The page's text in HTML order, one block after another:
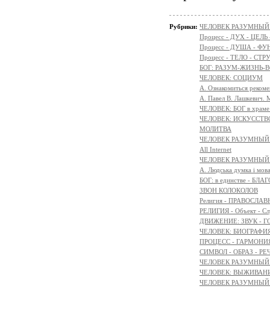
Рубрики: ЧЕЛОВЕК РАЗУМНЫЙ:
Процесс - ДУХ -
Процесс - ДУША -
Процесс - ТЕЛО -
БОГ: РАЗУМ-ЖИЗНЬ-
ЧЕЛОВЕК: СОЦИУМ
А. Ознакомиться
А. Павел В. Лашкевич.
ЧЕЛОВЕК: БОГ в
ЧЕЛОВЕК:
МОЛИТВА
ЧЕЛОВЕК РАЗУМНЫЙ:
All Internet
ЧЕЛОВЕК
A. Людська думка і мова
БОГ: в единстве -
ЗВОН КОЛОКОЛОВ
Религия -
РЕЛИГИЯ - Объект -
ДВИЖЕНИЕ: ЗВУК -
ЧЕЛОВЕК:
ПРОЦЕСС -
СИМВОЛ - ОБРАЗ -
ЧЕЛОВЕК
ЧЕЛОВЕК: ВЫЖИВАНИЕ
ЧЕЛОВЕК РАЗУМНЫЙ: